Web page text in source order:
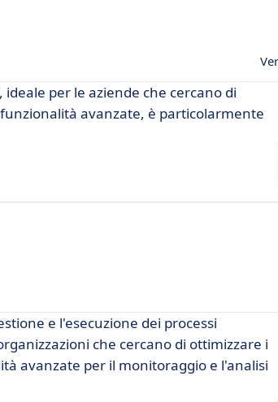
per le aziende che cercano di
avanzate, è particolarmente
e l'esecuzione dei processi
che cercano di ottimizzare i
avanzate per il monitoraggio e l'analisi